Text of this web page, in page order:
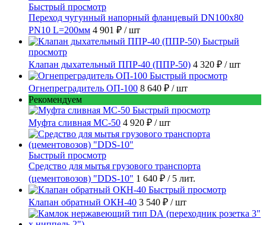
Быстрый просмотр
Переход чугунный напорный фланцевый DN100х80
PN10 L=200мм 4 901 ₽ / шт
Быстрый
просмотр
Клапан дыхательный ППР-40 (ППР-50) 4 320 ₽ / шт
Быстрый просмотр
Огнепреградитель ОП-100 8 640 ₽ / шт
Рекомендуем
Быстрый просмотр
Муфта сливная МС-50 4 920 ₽ / шт
Быстрый просмотр
Средство для мытья грузового транспорта
(цементовозов) "DDS-10" 1 640 ₽ / 5 лит.
Быстрый просмотр
Клапан обратный ОКН-40 3 540 ₽ / шт